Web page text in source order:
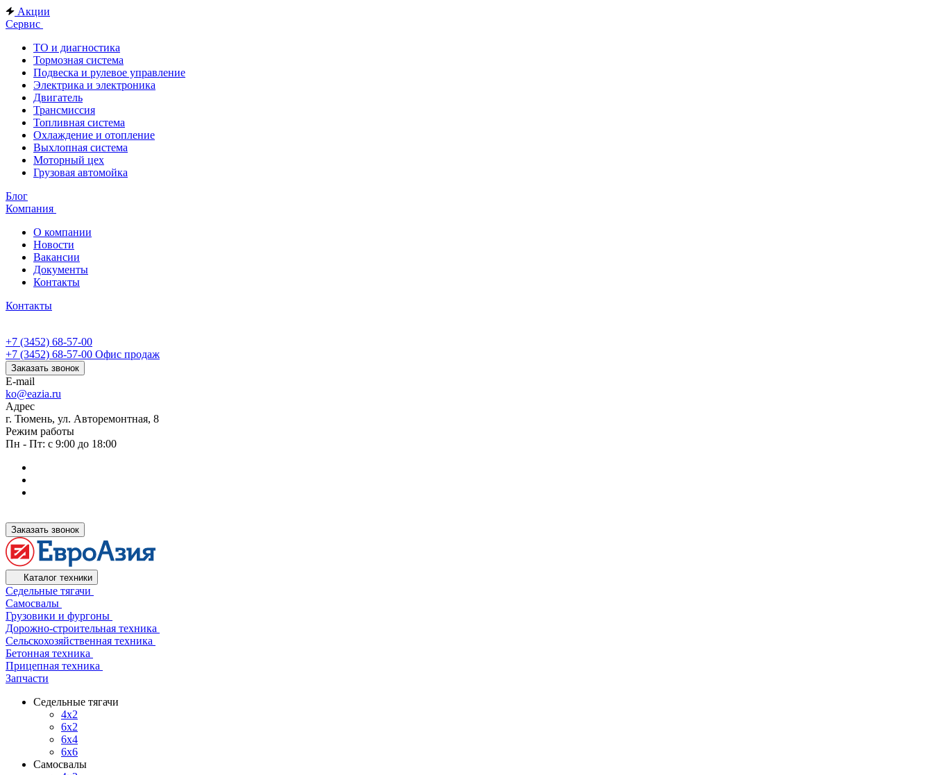
Акции
Сервис
ТО и диагностика
Тормозная система
Подвеска и рулевое управление
Электрика и электроника
Двигатель
Трансмиссия
Топливная система
Охлаждение и отопление
Выхлопная система
Моторный цех
Грузовая автомойка
Блог
Компания
О компании
Новости
Вакансии
Документы
Контакты
Контакты
+7 (3452) 68-57-00
+7 (3452) 68-57-00 Офис продаж
Заказать звонок
E-mail
ko@eazia.ru
Адрес
г. Тюмень, ул. Авторемонтная, 8
Режим работы
Пн - Пт: с 9:00 до 18:00
Заказать звонок
Каталог техники
Седельные тягачи
Самосвалы
Грузовики и фургоны
Дорожно-строительная техника
Сельскохозяйственная техника
Бетонная техника
Прицепная техника
Запчасти
Седельные тягачи
4x2
6x2
6x4
6x6
Самосвалы